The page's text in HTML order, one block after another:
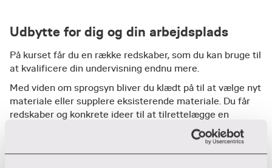
Udbytte for dig og din arbejdsplads
​På kurset får du en række redskaber, som du kan bruge til
at kvalificere din undervisning endnu mere.
Med viden om sprogsyn bliver du klædt på til at vælge nyt
materiale eller supplere eksisterende materiale. Du får
redskaber og konkrete ideer til at tilrettelægge en
kommunikativ undervisning, der inddrager kursisternes
flere sprog og arbejder med grammatik og udtale som en
integreret del af emnerne.